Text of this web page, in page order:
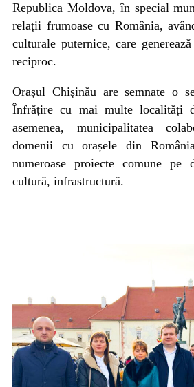
Republica Moldova, în special
relații frumoase cu România,
culturale puternice, care
reciproc.
Orașul Chișinău are semnate o
Înfrățire cu mai multe localități
asemenea, municipalitatea
domenii cu orașele din
numeroase proiecte comune pe
cultură, infrastructură.